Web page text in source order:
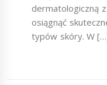
dermatologiczną
osiągnąć
typów skóry. W